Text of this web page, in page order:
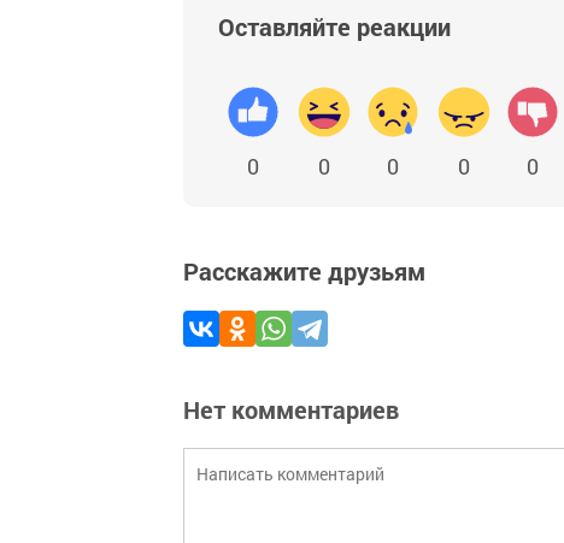
Оставляйте реакции
0 0 0 0 0
Расскажите друзьям
Нет комментариев